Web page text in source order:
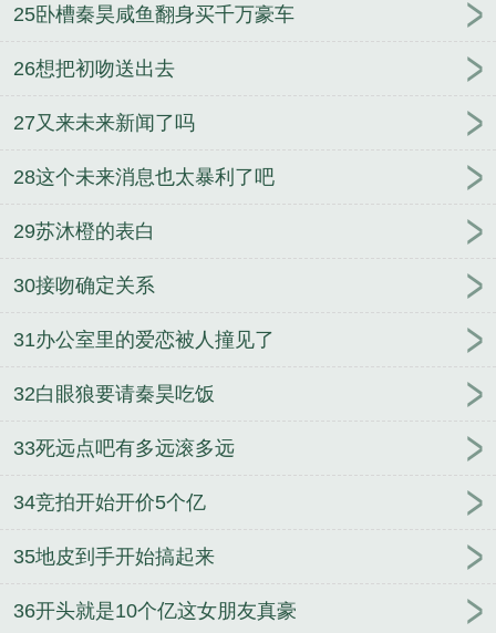
25卧槽秦昊咸鱼翻身买千万豪车
26想把初吻送出去
27又来未来新闻了吗
28这个未来消息也太暴利了吧
29苏沐橙的表白
30接吻确定关系
31办公室里的爱恋被人撞见了
32白眼狼要请秦昊吃饭
33死远点吧有多远滚多远
34竞拍开始开价5个亿
35地皮到手开始搞起来
36开头就是10个亿这女朋友真豪